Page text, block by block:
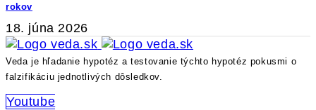
rokov
18. júna 2026
Veda je hľadanie hypotéz a testovanie týchto hypotéz pokusmi o
falzifikáciu jednotlivých dôsledkov.
Youtube